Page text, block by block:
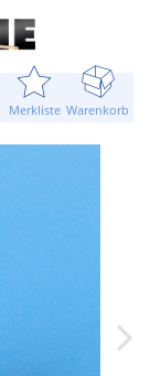
Merkliste Warenkorb